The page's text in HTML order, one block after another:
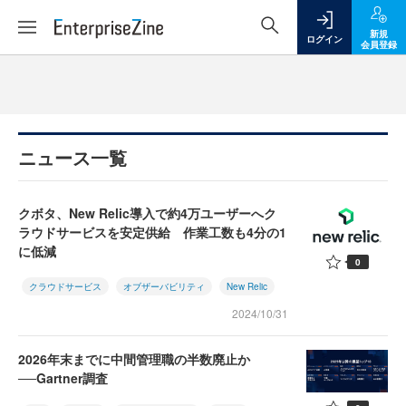
ログイン
新規
会員登録
ニュース一覧
クボタ、New Relic導入で約4万ユーザーへク
ラウドサービスを安定供給 作業工数も4分の1
に低減
クラウドサービス オブザーバビリティ New Relic
2024/10/31
0
2026年末までに中間管理職の半数廃止か
──Gartner調査